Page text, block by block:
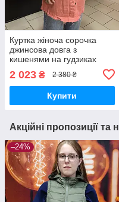
Куртка жіноча сорочка
джинсова довга з
кишенями на гудзиках
2 023 ₴ 2 380 ₴
Купити
Акційні пропозиції та
–24%